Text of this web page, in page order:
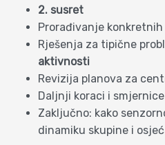
2. susret
Prorađivanje
Rješenja za tipične
aktivnosti
Revizija planova za
Daljnji koraci i
Zaključno: kako
dinamiku skupine i